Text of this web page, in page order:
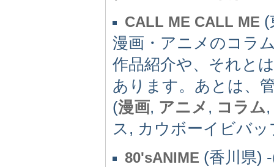
CALL ME CALL ME (
漫画・アニメのコラ
作品紹介や、それと
あります。あとは、
(漫画, アニメ , コラム
ス, カウボーイビバ
80'sANIME (香川県)